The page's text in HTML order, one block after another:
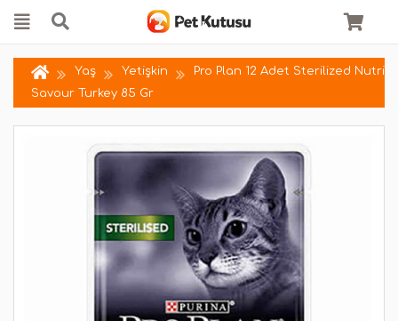
Yaş Yetişkin
Pro Plan 12 Adet Sterilized Nutri
Savour Turkey 85 Gr